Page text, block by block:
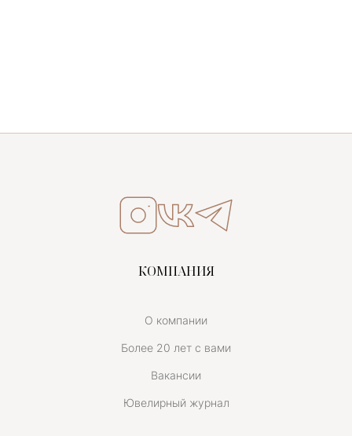
КОМПАНИЯ
О компании
Более 20 лет с вами
Вакансии
Ювелирный журнал